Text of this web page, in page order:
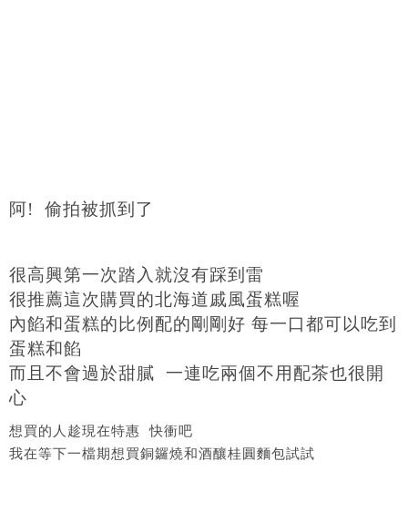
阿! 偷拍被抓到了
很高興第一次踏入就沒有踩到雷
很推薦這次購買的北海道戚風蛋糕喔
內餡和蛋糕的比例配的剛剛好 每一口都可以吃到
蛋糕和餡
而且不會過於甜膩 一連吃兩個不用配茶也很開
心
想買的人趁現在特惠 快衝吧
我在等下一檔期想買銅鑼燒和酒釀桂圓麵包試試